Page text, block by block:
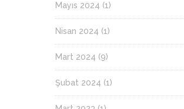
Mayıs 2024 (1)
Nisan 2024 (1)
Mart 2024 (9)
Şubat 2024 (1)